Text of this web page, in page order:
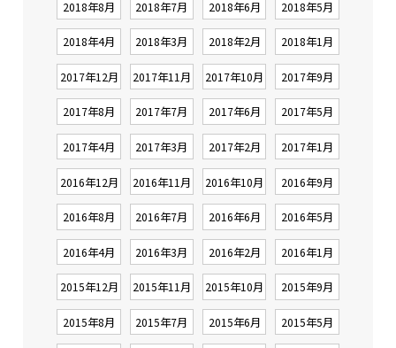
2018年8月 2018年7月 2018年6月 2018年5月
2018年4月 2018年3月 2018年2月 2018年1月
2017年12月 2017年11月 2017年10月 2017年9月
2017年8月 2017年7月 2017年6月 2017年5月
2017年4月 2017年3月 2017年2月 2017年1月
2016年12月 2016年11月 2016年10月 2016年9月
2016年8月 2016年7月 2016年6月 2016年5月
2016年4月 2016年3月 2016年2月 2016年1月
2015年12月 2015年11月 2015年10月 2015年9月
2015年8月 2015年7月 2015年6月 2015年5月